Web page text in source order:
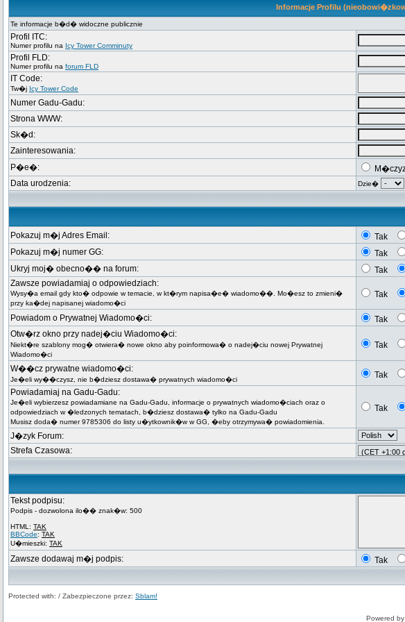
Informacje Profilu
Te informacje b�d� widoczne publicznie
Profil ITC:
Numer profilu na Icy Tower Comminuty
Profil FLD:
Numer profilu na forum FLD
IT Code:
Tw�j Icy Tower Code
Numer Gadu-Gadu:
Strona WWW:
Sk�d:
Zainteresowania:
P�e�:
Data urodzenia:
Dzie�
Pokazuj m�j Adres Email: Tak
Pokazuj m�j numer GG:
Tak
Ukryj moj� obecno�� na forum:
Tak
Zawsze powiadamiaj o odpowiedziach:
Wysy�a email gdy kto� odpowie w temacie, w kt�rym napisa�e� wiadomo��. Mo�esz to zmieni�
przy ka�dej napisanej wiadomo�ci
Tak
Powiadom o Prywatnej Wiadomo�ci: Tak
Otw�rz okno przy nadej�ciu Wiadomo�ci:
Niekt�re szablony mog� otwiera� nowe okno aby poinformowa� o nadej�ciu nowej Prywatnej
Wiadomo�ci
Tak
W��cz prywatne wiadomo�ci:
Je�eli wy��czysz, nie b�dziesz dostawa� prywatnych wiadomo�ci Tak
Powiadamiaj na Gadu-Gadu:
Je�eli wybierzesz powiadamiane na Gadu-Gadu, informacje o prywatnych wiadomo�ciach oraz o
odpowiedziach w �ledzonych tematach, b�dziesz dostawa� tylko na Gadu-Gadu
Musisz doda� numer 9785306 do listy u�ytkownik�w w GG, �eby otrzymywa� powiadomienia.
Tak
J�zyk Forum:
Strefa Czasowa:
Tekst podpisu:
Podpis - dozwolona ilo�� znak�w: 500
HTML: TAK
BBCode: TAK
U�mieszki: TAK
Zawsze dodawaj m�j podpis: Tak
Protected with: / Zabezpieczone przez: Sblam!
Powered by